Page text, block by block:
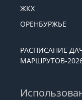
ЖКХ
ОРЕНБУРЖЬЕ
РАСПИСАНИЕ
МАРШРУТОВ-